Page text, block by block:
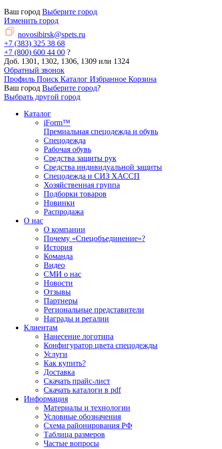
Ваш город Выберите город
Изменить город
novosibirsk@spets.ru
+7 (383) 325 38 68
+7 (800) 600 44 00 ?
Доб. 1301, 1302, 1306, 1309 или 1324
Обратный звонок
Профиль Поиск Каталог Избранное Корзина
Ваш город Выберите город?
Выбрать другой город
Каталог
iForm™
Премиальная спецодежда и обувь
Спецодежда
Рабочая обувь
Средства защиты рук
Средства индивидуальной защиты
Спецодежда и СИЗ ХАССП
Хозяйственная группа
Подборки товаров
Новинки
Распродажа
О нас
О компании
Почему «Спецобъединение»?
История
Команда
Видео
СМИ о нас
Новости
Отзывы
Партнеры
Региональные представители
Награды и регалии
Клиентам
Нанесение логотипа
Конфигуратор цвета спецодежды
Услуги
Как купить?
Доставка
Скачать прайс-лист
Скачать каталоги в pdf
Информация
Материалы и технологии
Условные обозначения
Схема районирования РФ
Таблица размеров
Частые вопросы